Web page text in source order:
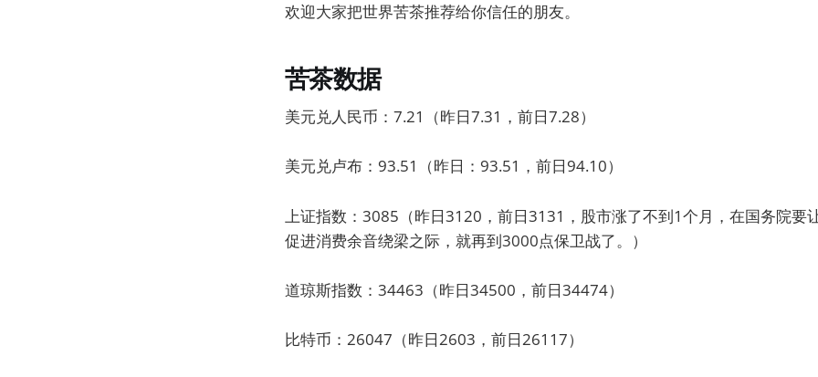
欢迎大家把世界苦茶推荐给你信任的朋友。
苦茶数据
美元兑人民币：7.21（昨日7.31，前日7.28）
美元兑卢布：93.51（昨日：93.51，前日94.10）
上证指数：3085（昨日3120，前日3131，股市涨了不到1个月，在国务院要
促进消费余音绕梁之际，就再到3000点保卫战了。）
道琼斯指数：34463（昨日34500，前日34474）
比特币：26047（昨日2603，前日26117）